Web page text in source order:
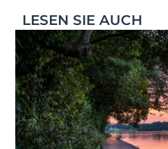
LESEN SIE AUCH